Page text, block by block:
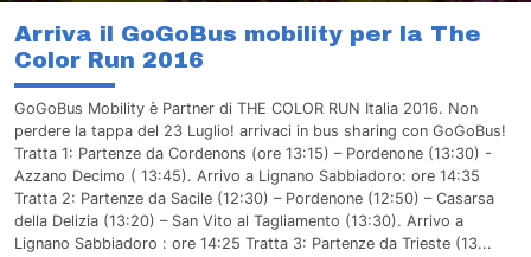
Arriva il GoGoBus mobility per la The
Color Run 2016
GoGoBus Mobility è Partner di THE COLOR RUN Italia 2016. Non
perdere la tappa del 23 Luglio! arrivaci in bus sharing con GoGoBus!
Tratta 1: Partenze da Cordenons (ore 13:15) – Pordenone (13:30) -
Azzano Decimo ( 13:45). Arrivo a Lignano Sabbiadoro: ore 14:35
Tratta 2: Partenze da Sacile (12:30) – Pordenone (12:50) – Casarsa
della Delizia (13:20) – San Vito al Tagliamento (13:30). Arrivo a
Lignano Sabbiadoro : ore 14:25 Tratta 3: Partenze da Trieste (13...